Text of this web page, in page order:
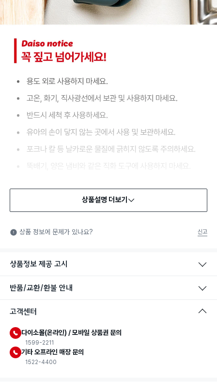
상품설명 더보기
상품 정보에 문제가 있나요? 신고
상품정보 제공 고시
반품/교환/환불 안내
고객센터
다이소몰(온라인) / 모바일 상품권 문의
1599-2211
기타 오프라인 매장 문의
1522-4400